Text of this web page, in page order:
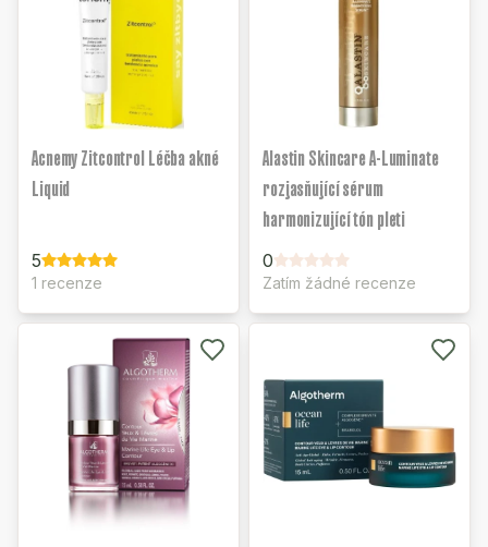
Acnemy Zitcontrol Léčba akné
Liquid
5
1 recenze
Alastin Skincare A-Luminate
rozjasňující sérum
harmonizující tón pleti
0
Zatím žádné recenze